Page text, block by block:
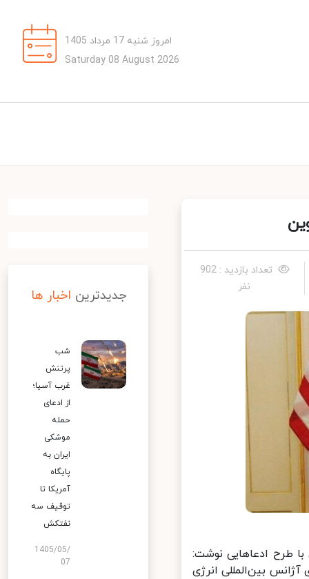
امروز شنبه 17 مرداد 1405
Saturday 08 August 2026
تعداد بازدید : 902
نفر
طرح ادعاهایی نوشت:
بین‌المللی انرژی
جدیدترین اخبار ها
شب
پرتنش
غرب آسیا؛
از ادعای
حمله
موشکی
ایران به
پایگاه
آمریکا تا
توقیف سه
نفتکش
1405/05/
07